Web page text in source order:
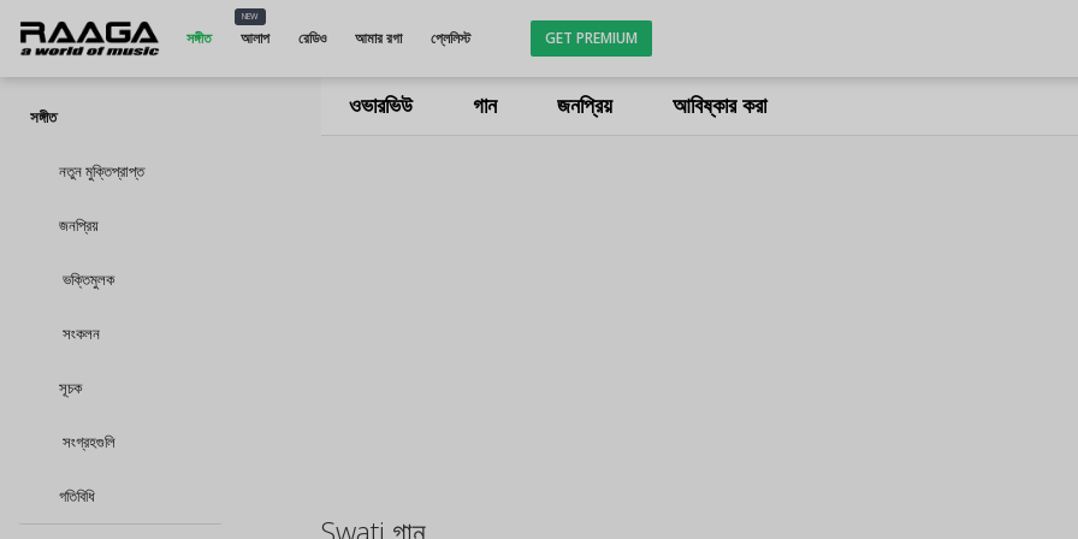
ওভারভিউ গান জনপ্রিয় আবিষ্কার করা
সঙ্গীত
NEW
আলাপ রেডিও আমার রগা প্লেলিস্ট GET PREMIUM
সঙ্গীত
নতুন মুক্তিপ্রাপ্ত
জনপ্রিয়
ভক্তিমুলক
সংকলন
সূচক
সংগ্রহগুলি
গতিবিধি